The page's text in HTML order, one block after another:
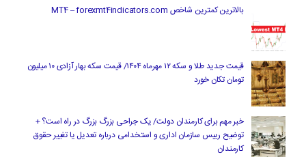
بالاترین کمترین شاخص MT4 – forexmt4indicators.com
قیمت جدید طلا و سکه ۱۲ مهرماه ۱۴۰۴/ قیمت سکه بهار آزادی ۱۰ میلیون
تومان تکان خورد
خبر مهم برای کارمندان دولت/ یک جراحی بزرگ بزرگ در راه است؟ +
توضیح رییس سازمان اداری و استخدامی درباره تعدیل یا تغییر حقوق
کارمندان